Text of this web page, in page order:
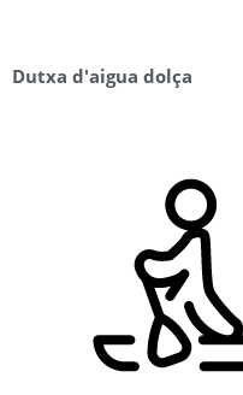
Dutxa d'aigua dolça